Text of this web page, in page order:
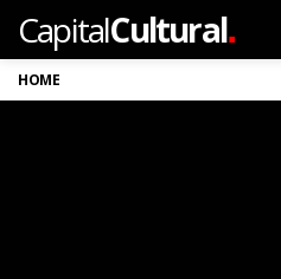
CapitalCultural.
HOME